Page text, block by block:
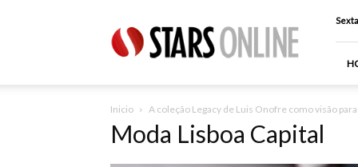
Online
Inicio A coleção Legacy de Luis Onofre como visão
Moda Lisboa Capital